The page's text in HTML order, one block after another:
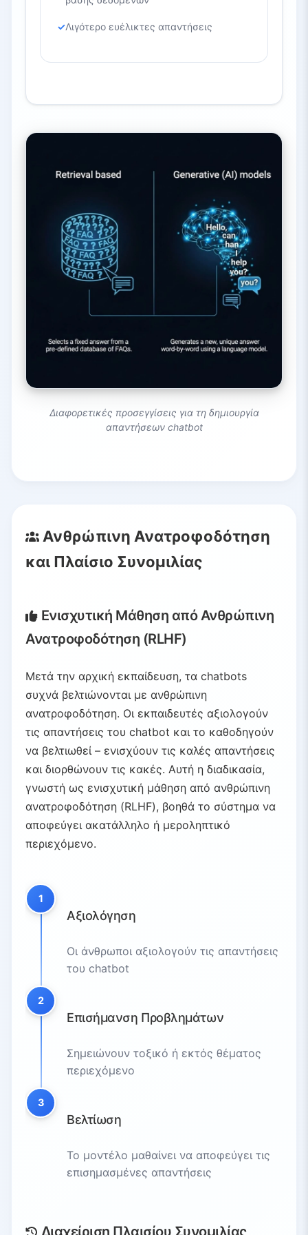
Λιγότερο ευέλικτες απαντήσεις
Διαφορετικές προσεγγίσεις για τη δημιουργία
απαντήσεων chatbot
Ανθρώπινη Ανατροφοδότηση
και Πλαίσιο Συνομιλίας
Ενισχυτική Μάθηση από Ανθρώπινη
Ανατροφοδότηση (RLHF)
Μετά την αρχική εκπαίδευση, τα chatbots
συχνά βελτιώνονται με ανθρώπινη
ανατροφοδότηση. Οι εκπαιδευτές αξιολογούν
τις απαντήσεις του chatbot και το καθοδηγούν
να βελτιωθεί – ενισχύουν τις καλές απαντήσεις
και διορθώνουν τις κακές. Αυτή η διαδικασία,
γνωστή ως ενισχυτική μάθηση από ανθρώπινη
ανατροφοδότηση (RLHF), βοηθά το σύστημα να
αποφεύγει ακατάλληλο ή μεροληπτικό
περιεχόμενο.
1
Αξιολόγηση
Οι άνθρωποι αξιολογούν τις απαντήσεις
του chatbot
2
Επισήμανση Προβλημάτων
Σημειώνουν τοξικό ή εκτός θέματος
περιεχόμενο
3
Βελτίωση
Το μοντέλο μαθαίνει να αποφεύγει τις
επισημασμένες απαντήσεις
Διαχείριση Πλαισίου Συνομιλίας